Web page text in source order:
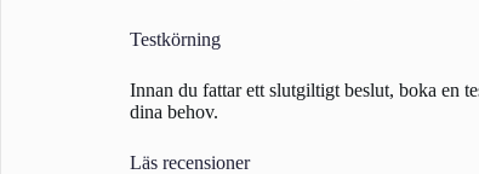
Testkörning
Innan du fattar ett slutgiltigt beslut, boka en
dina behov.
Läs recensioner